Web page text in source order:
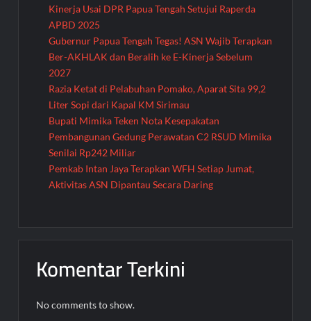
Kinerja Usai DPR Papua Tengah Setujui Raperda
APBD 2025
Gubernur Papua Tengah Tegas! ASN Wajib Terapkan
Ber-AKHLAK dan Beralih ke E-Kinerja Sebelum
2027
Razia Ketat di Pelabuhan Pomako, Aparat Sita 99,2
Liter Sopi dari Kapal KM Sirimau
Bupati Mimika Teken Nota Kesepakatan
Pembangunan Gedung Perawatan C2 RSUD Mimika
Senilai Rp242 Miliar
Pemkab Intan Jaya Terapkan WFH Setiap Jumat,
Aktivitas ASN Dipantau Secara Daring
Komentar Terkini
No comments to show.